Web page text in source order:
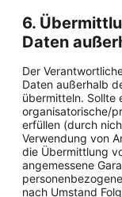
6.
Daten
Der
Daten außerhalb
übermitteln. Sollte
organisatorische/
erfüllen (durch
Verwendung von
die Übermittlung
angemessene
nach Umstand